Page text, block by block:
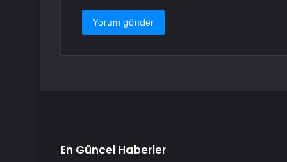
En Güncel Haberler